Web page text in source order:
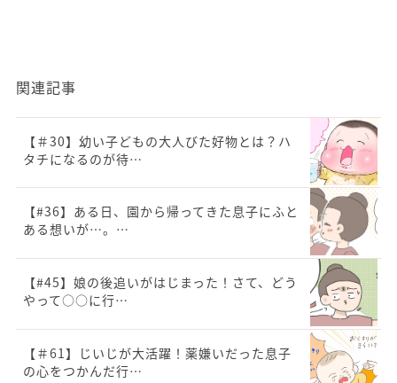
関連記事
【＃30】幼い子どもの大人びた好物とは？ハ
タチになるのが待…
【#36】ある日、園から帰ってきた息子にふと
ある想いが…。…
【#45】娘の後追いがはじまった！さて、どう
やって○○に行…
【＃61】じいじが大活躍！薬嫌いだった息子
の心をつかんだ行…